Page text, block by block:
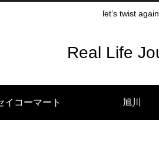
let’s twist
Real Life
イコーマート 旭川